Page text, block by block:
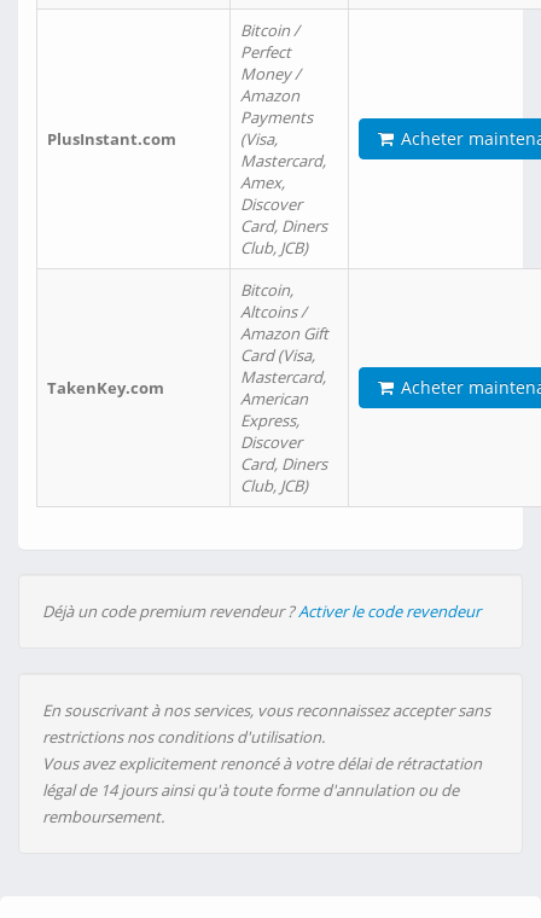
PlusInstant.com
Bitcoin /
Perfect
Money /
Amazon
Payments
(Visa,
Mastercard,
Amex,
Discover
Card, Diners
Club, JCB)
Acheter
TakenKey.com
Bitcoin,
Altcoins /
Amazon Gift
Card (Visa,
Mastercard,
American
Express,
Discover
Card, Diners
Club, JCB)
Acheter
Déjà un code premium revendeur ?Activer le code revendeur
En souscrivant à nos services, vous reconnaissez accepter sans
restrictions nos conditions d'utilisation.
Vous avez explicitement renoncé à votre délai de rétractation
légal de 14 jours ainsi qu'à toute forme d'annulation ou de
remboursement.